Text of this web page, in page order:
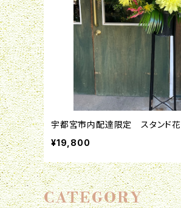
宇都宮市内配達限定 スタンド花
¥19,800
CATEGORY